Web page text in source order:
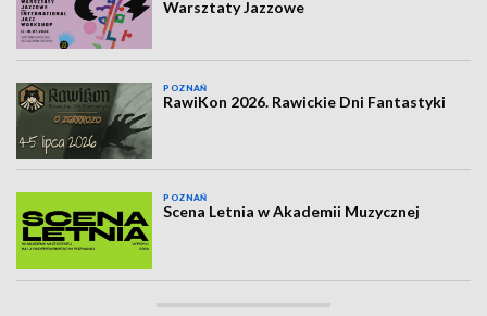
Warsztaty Jazzowe
POZNAŃ
RawiKon 2026. Rawickie Dni Fantastyki
POZNAŃ
Scena Letnia w Akademii Muzycznej